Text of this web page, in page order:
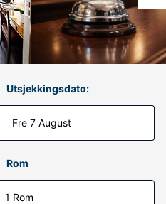
Utsjekkingsdato:
Fre 7 August
Rom
1 Rom